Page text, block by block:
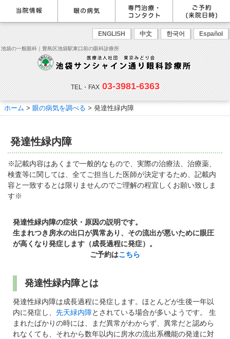
ENGLISH 中文 한국어 Español
池袋の一般眼科｜豊島区池袋駅東口前の眼科診療所
TEL・FAX 03-3981-6363
最新情報
感染症予防のための衛生環境整
備の取り組み
医師のご紹介
当院勤務医師のご紹介 ごあいさつ
院内の様子・設備
院内の様子 検査･治療･手術機器
診療のご案内・アクセス
アクセス
い
診察の流れ
リンク
よくある質問
パンフレットのダウンロード
眼の病気を調べる
病名から探す
症状から探す
目の構造から探す
主な眼科疾患
緑内障 網膜疾患
眼精疲労
ドライアイ
ものもらい
花粉症
白内障
アレルギー性結膜炎
コンタクトレンズ診
学校近視について
点眼液・眼軟膏について
眼科専門治療・特設ページ
緑内障専門治療ページ
角膜疾患専門治療ページ
ドライアイ専門治療ページ
網膜・硝子体専門治療ページ
黄斑疾患専門治療ページ
ぶどう膜炎専門治療ページ
白内障専門治療ページ
花粉症専門ページ
眼形成診療ページ
コンタクトレンズ診療
抗VEGF抗体療法
ボツリヌス療法
東口眼科医院)
コンタクトレンズ診療
コンタクトレンズの種類と特徴
しばらく眼科受診していない方
へ
初めてコンタクトレンズを使う
WEB予約(来院日時の設定)
一般眼科診療を予約
コンタクトレンズ診療を予約
緑内障専門治療を予約
角膜専門治療を予約
ドライアイ専門治療を予約
網膜・硝子体専門治療を予約
白内障専門治療を予約
白内障手術公開講座を予約
黄斑専門治療を予約
予約をキャンセルする
ご予約
ホーム > 眼の病気を調べる > 発達性緑内障
発達性緑内障
※記載内容はあくまで一般的なもので、実際の治療法、治療薬、
検査等に関しては、全てご担当した医師が決定するため、記載内
容と一致するとは限りませんのでご理解の程宜しくお願い致しま
す※
発達性緑内障の症状・原因の説明です。
生まれつき房水の出口が異常あり、その流出が悪いために眼圧
が高くなり発症します（成長過程に発症）。
ご予約はこちら
発達性緑内障とは
発達性緑内障は成長過程に発症します。ほとんどが生後一年以
内に発症し、 先天緑内障とされている場合が多いようです。 生
まれたばかりの時には、まだ異常がわからず、異常だと認めら
れなくても、それから数年以内に房水の流出系機能の発達に対